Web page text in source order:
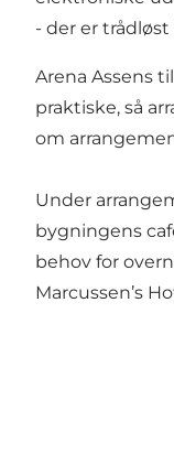
- der er
Arena Assens
praktiske, så
om
Under
bygningens
behov for
Marcussen’s